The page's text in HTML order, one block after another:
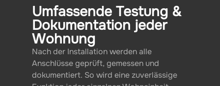
Umfassende Testung &
Dokumentation jeder
Wohnung
Nach der Installation werden alle
Anschlüsse geprüft, gemessen und
dokumentiert. So wird eine zuverlässige